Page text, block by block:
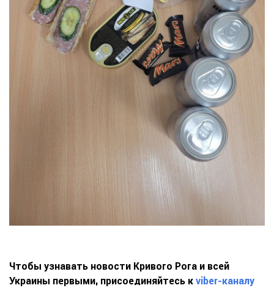
Чтобы узнавать новости Кривого Рога и всей
Украины первыми, присоединяйтесь к viber-каналу